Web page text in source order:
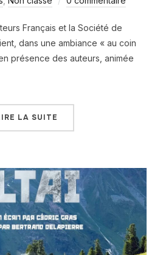
Français et la Société de
dans une ambiance « au coin
présence des auteurs, animée
LA SUITE